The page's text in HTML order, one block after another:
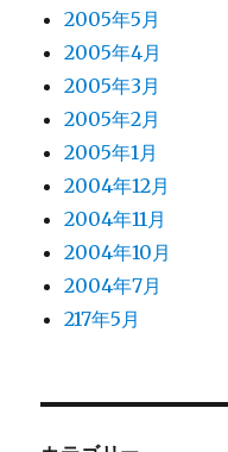
2005年5月
2005年4月
2005年3月
2005年2月
2005年1月
2004年12月
2004年11月
2004年10月
2004年7月
217年5月